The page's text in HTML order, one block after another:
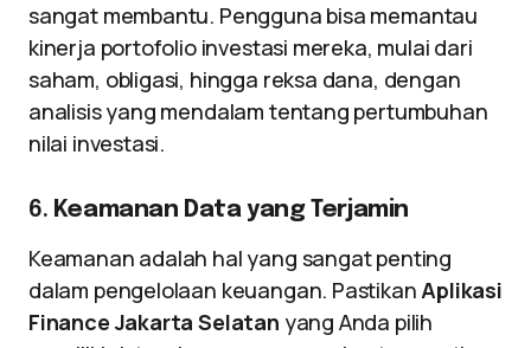
sangat membantu. Pengguna bisa memantau
kinerja portofolio investasi mereka, mulai dari
saham, obligasi, hingga reksa dana, dengan
analisis yang mendalam tentang pertumbuhan
nilai investasi.
6. Keamanan Data yang Terjamin
Keamanan adalah hal yang sangat penting
dalam pengelolaan keuangan. PastikanAplikasi
Finance Jakarta Selatan yang Anda pilih